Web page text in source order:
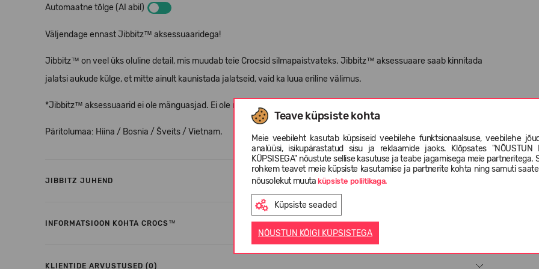
Teave küpsiste kohta
Meie veebileht kasutab küpsiseid veebilehe funktsionaalsuse, veebilehe
analüüsi, isikupärastatud sisu ja reklaamide jaoks. Klõpsates "NÕUSTUN
KÜPSISEGA" nõustute sellise kasutuse ja teabe jagamisega meie partneritega.
rohkem teavet meie küpsiste kasutamise ja partnerite kohta ning samuti
nõusolekut muutaküpsiste poliitikaga.
Küpsiste seaded
NÕUSTUN KÕIGI KÜPSISTEGA
Automaatne tõlge (AI abil)
Väljendage ennast Jibbitz™ aksessuaaridega!
Jibbitz™ on veel üks oluline detail, mis muudab teie Crocsid silmapaistvateks. Jibbitz™ aksessuaare saab kinnitada
jalatsi aukude külge, et mitte ainult kaunistada jalatseid, vaid ka luua eriline välimus.
*Jibbitz™ aksessuaarid ei ole mänguasjad. Ei ole mõeldud alla 3-aastastele lastele.
Päritolumaa: Hiina / Bosnia / Šveits / Vietnam.
JIBBITZ JUHEND
INFORMATSIOON KOHTA CROCS™
KLIENTIDE ARVUSTUSED (0)